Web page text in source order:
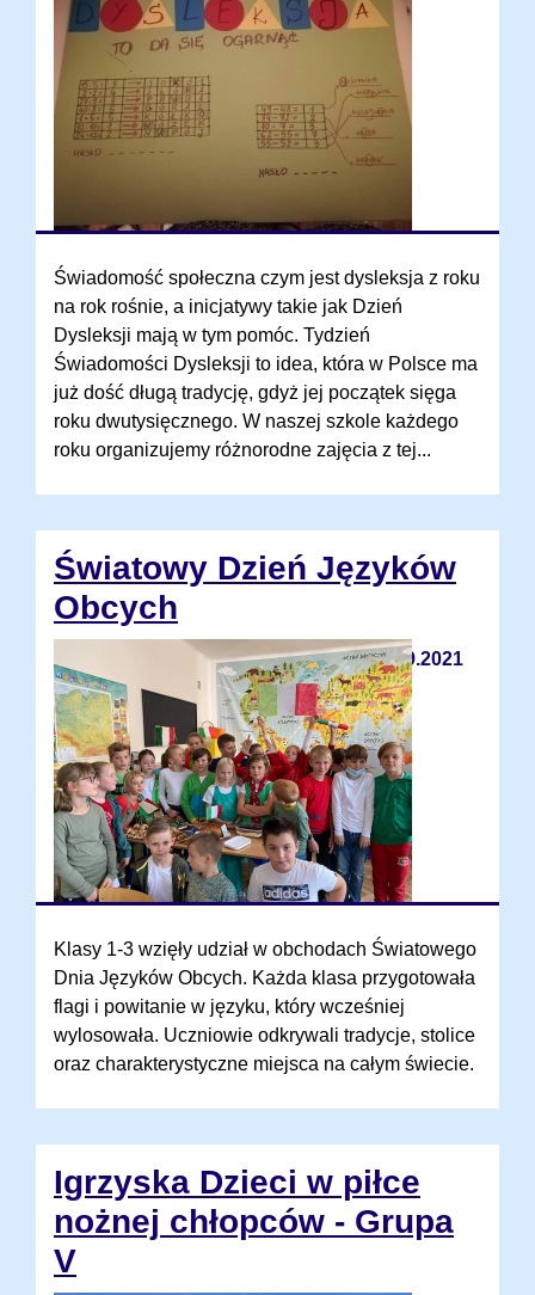
Świadomość społeczna czym jest dysleksja z roku
na rok rośnie, a inicjatywy takie jak Dzień
Dysleksji mają w tym pomóc. Tydzień
Świadomości Dysleksji to idea, która w Polsce ma
już dość długą tradycję, gdyż jej początek sięga
roku dwutysięcznego. W naszej szkole każdego
roku organizujemy różnorodne zajęcia z tej...
Światowy Dzień Języków
Obcych
30.09.2021
Klasy 1-3 wzięły udział w obchodach Światowego
Dnia Języków Obcych. Każda klasa przygotowała
flagi i powitanie w języku, który wcześniej
wylosowała. Uczniowie odkrywali tradycje, stolice
oraz charakterystyczne miejsca na całym świecie.
Igrzyska Dzieci w piłce
nożnej chłopców - Grupa
V